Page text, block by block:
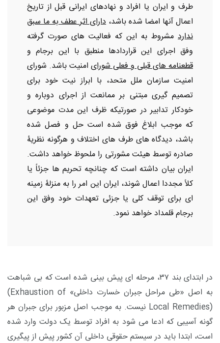
طرف و ایران یا افراد و نهادهای ایرانی قبل از تاریخ
اعمال آنها امضا شده باشد، دارای اثر عطف به ما سبق
ندارد مشروط به این که فعالیت های صورت گرفته
وفق اجرای این قراردادها منطبق با این برجام و
قطعنامه های قبلی و فعلی شورای امنیت باشد. شورای
امنیت سازمان ملل متحد، با ابراز نیت خود برای
تصمیم گیری مبتنی بر ممانعت از اجرای دوباره و
خودکار تدابیر در صورتیکه ظرف این مدت موضوعی
که موجب ابلاغ فوق شده است حل و فصل شده
باشد، دیدگاه های طرف های اختلاف و هرگونه نظریۀ
صادره توسط هیئت مشورتی را ملحوظ خواهد داشت.
ایران بیان داشته است که چنانچه تحریم ها جزئاً یا
کلاً مجددا اعمال شوند، ایران این امر را به منزلۀ زمینه
ای برای توقف کلی یا جزئی تعهدات خود وفق این
برجام قلمداد خواهد نمود.
در ابتدای بند ۳۷، مرحله ای پیش بینی شده است که بی شباهت
به اصل «طی مراحل جبران خسارت داخلی»(Exhaustion of
Local Remedies) نیست. به موجب اصل مزبور برای جبران هر
گونه آسیبی که ادعا می شود به افراد توسط یک دولت وارد شده
است، ابتدا باید در سیستم حقوقی داخلی آن کشور پیش از پیگیری